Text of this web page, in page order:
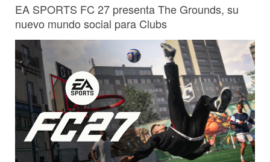
EA SPORTS FC 27 presenta The Grounds, su
nuevo mundo social para Clubs